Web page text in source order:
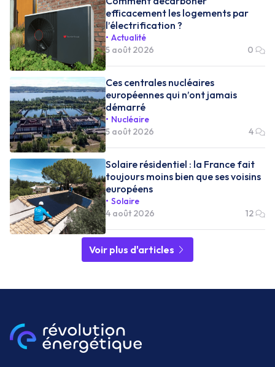
efficacement les logements par
l’électrification ?
Actualité
5 août 2026
0
Ces centrales nucléaires
européennes qui n’ont jamais
démarré
Nucléaire
5 août 2026
4
Solaire résidentiel : la France fait
toujours moins bien que ses voisins
européens
Solaire
4 août 2026
12
Voir plus d'articles